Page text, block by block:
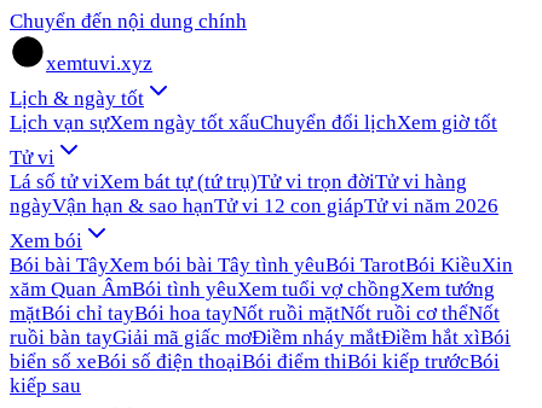
Chuyển đến nội dung chính
xemtuvi.xyz
Lịch & ngày tốt
Lịch vạn sựXem ngày tốt xấuChuyển đổi lịchXem giờ tốt
Tử vi
Lá số tử viXem bát tự (tứ trụ)Tử vi trọn đờiTử vi hàng
ngàyVận hạn & sao hạnTử vi 12 con giápTử vi năm 2026
Xem bói
Bói bài TâyXem bói bài Tây tình yêuBói TarotBói KiềuXin
xăm Quan ÂmBói tình yêuXem tuổi vợ chồngXem tướng
mặtBói chỉ tayBói hoa tayNốt ruồi mặtNốt ruồi cơ thểNốt
ruồi bàn tayGiải mã giấc mơĐiềm nháy mắtĐiềm hắt xìBói
biển số xeBói số điện thoạiBói điểm thiBói kiếp trướcBói
kiếp sau